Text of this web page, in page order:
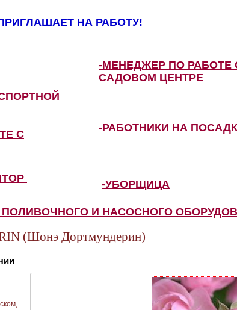
НА РАБОТУ!
-МЕНЕДЖЕР ПО РАБОТЕ
САДОВОМ ЦЕНТРЕ
С
-РАБОТНИКИ НА
-УБОРЩИЦА
ПОЛИВОЧНОГО И НАСОСНОГО
(Шонэ Дортмундерин)